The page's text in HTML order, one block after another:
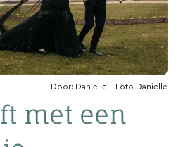
Door: Danielle - Foto Danielle
met een